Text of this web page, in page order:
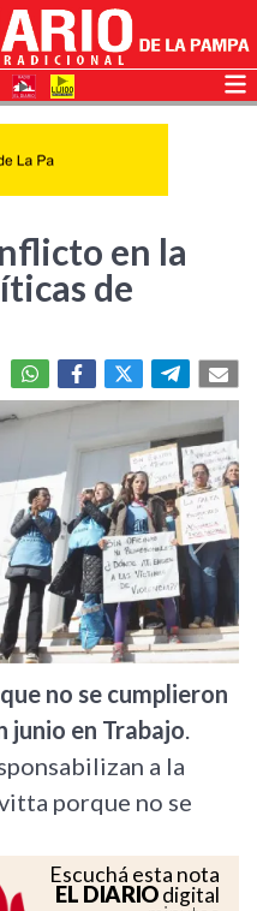
en la
de
Next
no se cumplieron
junio en Trabajo.
a la
porque no se
Escuchá esta nota
EL DIARIOdigital